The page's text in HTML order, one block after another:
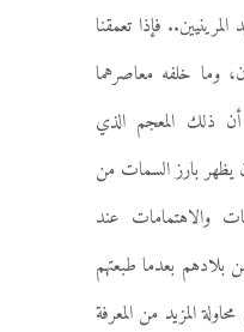
فإذا تعمقنا
وما خلفه معاصرهما
أن ذلك المعجم الذي
يظهر بارز السمات من
والاهتمامات عند
بعدما طبعتهم
المزيد من المعرفة